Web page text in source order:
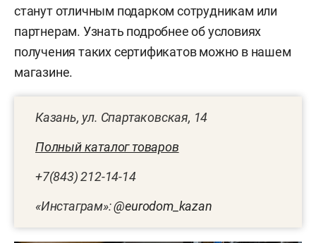
станут отличным подарком сотрудникам или
партнерам. Узнать подробнее об условиях
получения таких сертификатов можно в нашем
магазине.
Казань, ул. Спартаковская, 14
Полный каталог товаров
+7(843) 212-14-14
«Инстаграм»:@eurodom_kazan